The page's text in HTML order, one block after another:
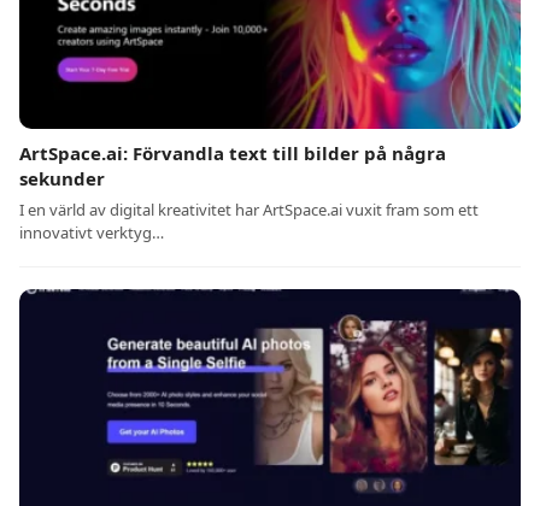
ArtSpace.ai: Förvandla text till bilder på några
sekunder
I en värld av digital kreativitet har ArtSpace.ai vuxit fram som ett
innovativt verktyg…